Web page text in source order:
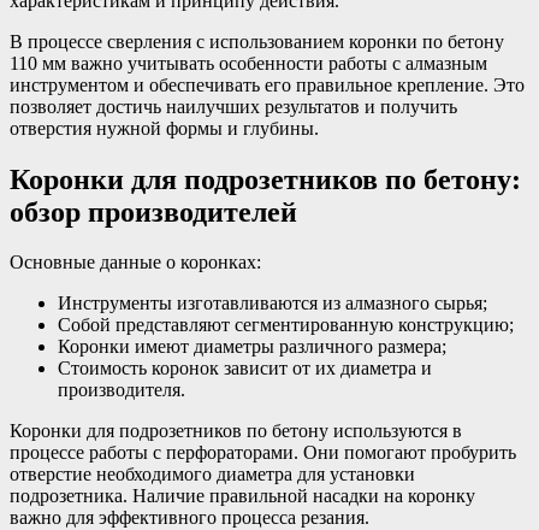
В процессе сверления с использованием коронки по бетону
110 мм важно учитывать особенности работы с алмазным
инструментом и обеспечивать его правильное крепление. Это
позволяет достичь наилучших результатов и получить
отверстия нужной формы и глубины.
Коронки для подрозетников по бетону:
обзор производителей
Основные данные о коронках:
Инструменты изготавливаются из алмазного сырья;
Собой представляют сегментированную конструкцию;
Коронки имеют диаметры различного размера;
Стоимость коронок зависит от их диаметра и
производителя.
Коронки для подрозетников по бетону используются в
процессе работы с перфораторами. Они помогают пробурить
отверстие необходимого диаметра для установки
подрозетника. Наличие правильной насадки на коронку
важно для эффективного процесса резания.